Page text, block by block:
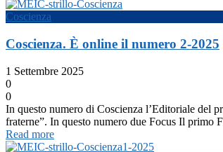
Coscienza
Coscienza. È online il numero 2-2025
1 Settembre 2025
0
0
In questo numero di Coscienza l’Editoriale del
fraterne”. In questo numero due Focus Il primo
Read more